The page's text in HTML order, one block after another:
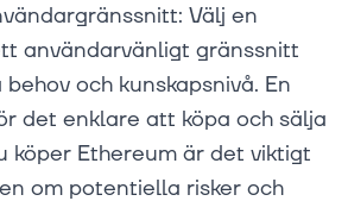
Välj en
användarvänligt gränssnitt
och kunskapsnivå. En
det enklare att köpa och sälja
köper Ethereum är det viktigt
om potentiella risker och